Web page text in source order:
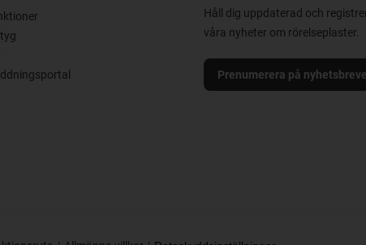
Håll dig uppdaterad och
våra nyheter om rörelseplaster.
Prenumerera på